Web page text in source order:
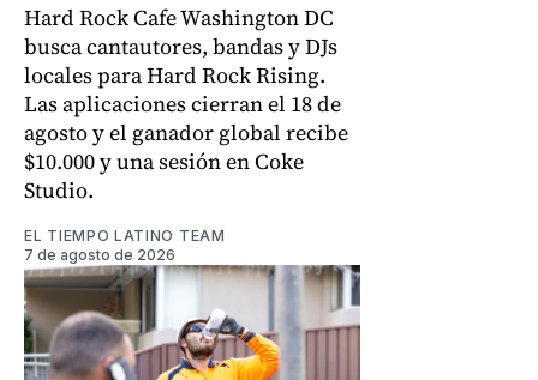
Hard Rock Cafe Washington DC
busca cantautores, bandas y DJs
locales para Hard Rock Rising.
Las aplicaciones cierran el 18 de
agosto y el ganador global recibe
$10.000 y una sesión en Coke
Studio.
EL TIEMPO LATINO TEAM
7 de agosto de 2026